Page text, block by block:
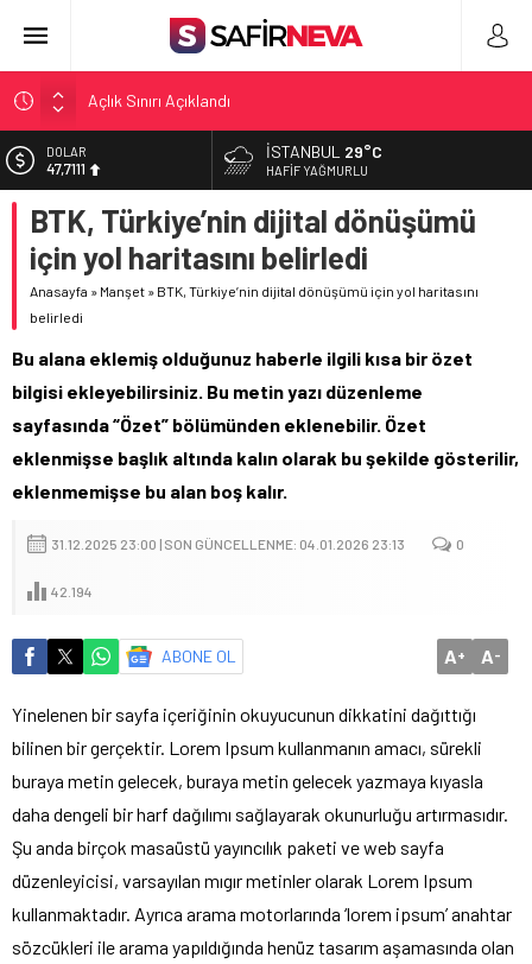
Açlık Sınırı Açıklandı
Öğretmenlere Kötü Haber
FETÖ’nün kritik ismi tutuklandı
Son dakika… İstanbul’da trafik felç
Yunanistan Başbakanı Çipras Türkiye’ye gelecek
EURO
55,1881
ALTIN
6.660,55
BİST
13.779,39
İSTANBUL 29°C
HAFIF YAĞMURLU
BTK, Türkiye’nin dijital dönüşümü
için yol haritasını belirledi
Anasayfa » Manşet » BTK, Türkiye’nin dijital dönüşümü için yol haritasını
belirledi
Bu alana eklemiş olduğunuz haberle ilgili kısa bir özet
bilgisi ekleyebilirsiniz. Bu metin yazı düzenleme
sayfasında “Özet” bölümünden eklenebilir. Özet
eklenmişse başlık altında kalın olarak bu şekilde gösterilir,
eklenmemişse bu alan boş kalır.
31.12.2025 23:00 | SON GÜNCELLENME: 04.01.2026 23:13 0
42.194
ABONE OL A+ A-
Yinelenen bir sayfa içeriğinin okuyucunun dikkatini dağıttığı
bilinen bir gerçektir. Lorem Ipsum kullanmanın amacı, sürekli
buraya metin gelecek, buraya metin gelecek yazmaya kıyasla
daha dengeli bir harf dağılımı sağlayarak okunurluğu artırmasıdır.
Şu anda birçok masaüstü yayıncılık paketi ve web sayfa
düzenleyicisi, varsayılan mıgır metinler olarak Lorem Ipsum
kullanmaktadır. Ayrıca arama motorlarında ‘lorem ipsum’ anahtar
sözcükleri ile arama yapıldığında henüz tasarım aşamasında olan